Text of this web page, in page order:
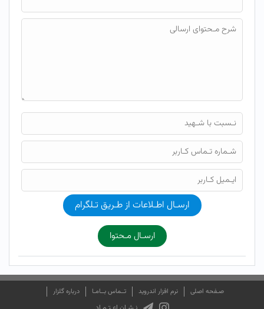
ارسـال اطـلاعات از طـریق تـلگرام
ارسـال مـحتوا
صـفحه اصلی نرم افزار اندروید تــماس بــامـا درباره گلزار